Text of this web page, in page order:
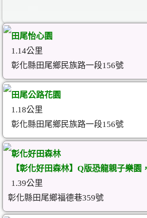
田尾怡心園
1.14公里
彰化縣田尾鄉民族路一段156號
田尾公路花園
1.18公里
彰化縣田尾鄉民族路一段156號
彰化好田森林
【彰化好田森林】Q版恐龍親子樂
1.39公里
彰化縣田尾鄉福德巷359號